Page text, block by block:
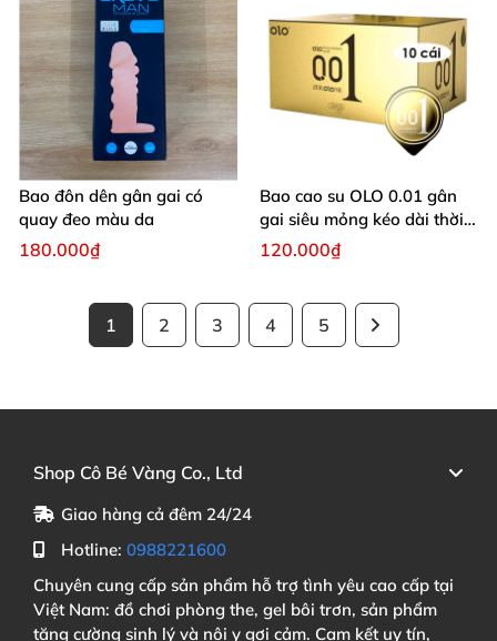
Bao đôn dên gân gai có
quay đeo màu da
180.000₫
Bao cao su OLO 0.01 gân
gai siêu mỏng kéo dài thời
gian quan hệ
120.000₫
1 2 3 4 5
Shop Cô Bé Vàng Co., Ltd
Giao hàng cả đêm 24/24
Hotline: 0988221600
Chuyên cung cấp sản phẩm hỗ trợ tình yêu cao cấp tại
Việt Nam: đồ chơi phòng the, gel bôi trơn, sản phẩm
tăng cường sinh lý và nội y gợi cảm. Cam kết uy tín,